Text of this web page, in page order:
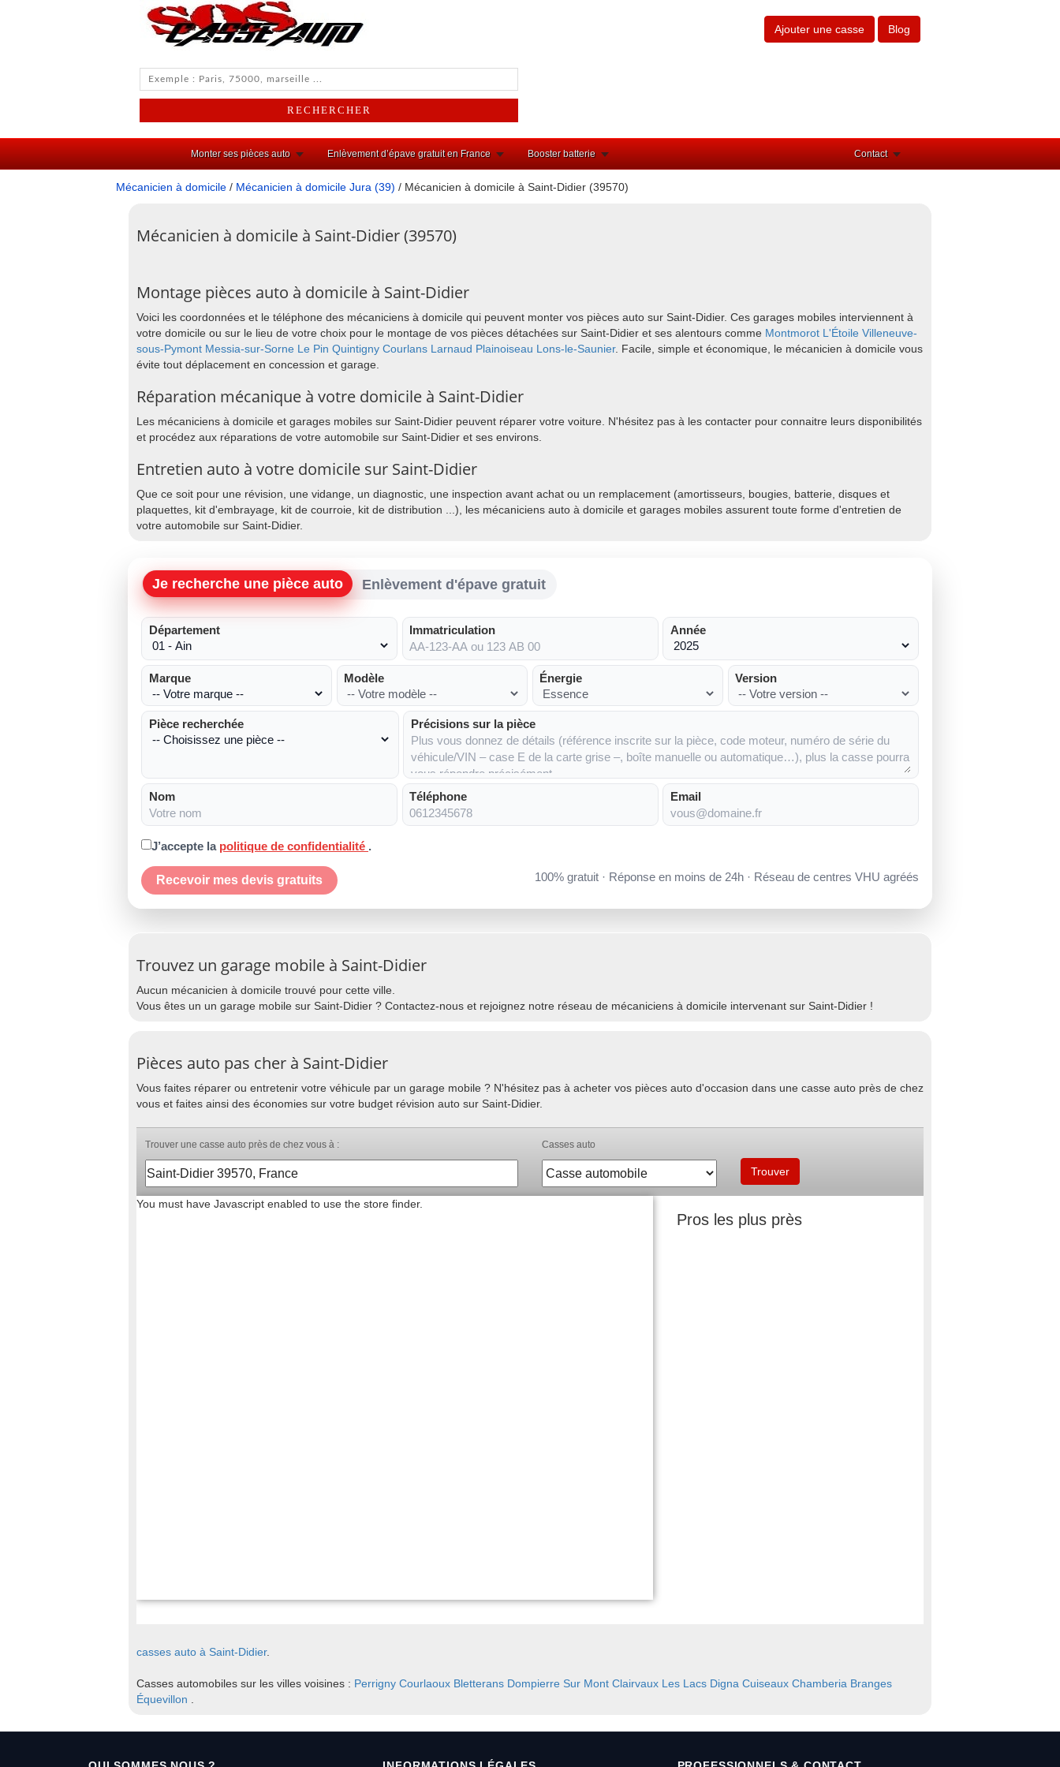
Ajouter une casse Blog
Monter ses pièces auto Enlèvement d’épave gratuit en France Booster batterie Contact
Mécanicien à domicile / Mécanicien à domicile Jura (39) / Mécanicien à domicile à Saint-Didier (39570)
Mécanicien à domicile à Saint-Didier (39570)
Montage pièces auto à domicile à Saint-Didier
Voici les coordonnées et le téléphone des mécaniciens à domicile qui peuvent monter vos pièces auto sur Saint-Didier. Ces garages mobiles interviennent à
votre domicile ou sur le lieu de votre choix pour le montage de vos pièces détachées sur Saint-Didier et ses alentours comme Montmorot L'Étoile Villeneuve-
sous-Pymont Messia-sur-Sorne Le Pin Quintigny Courlans Larnaud Plainoiseau Lons-le-Saunier. Facile, simple et économique, le mécanicien à domicile vous
évite tout déplacement en concession et garage.
Réparation mécanique à votre domicile à Saint-Didier
Les mécaniciens à domicile et garages mobiles sur Saint-Didier peuvent réparer votre voiture. N'hésitez pas à les contacter pour connaitre leurs disponibilités
et procédez aux réparations de votre automobile sur Saint-Didier et ses environs.
Entretien auto à votre domicile sur Saint-Didier
Que ce soit pour une révision, une vidange, un diagnostic, une inspection avant achat ou un remplacement (amortisseurs, bougies, batterie, disques et
plaquettes, kit d'embrayage, kit de courroie, kit de distribution ...), les mécaniciens auto à domicile et garages mobiles assurent toute forme d'entretien de
votre automobile sur Saint-Didier.
Je recherche une pièce auto Enlèvement d'épave gratuit
Département Immatriculation Année
Marque Modèle Énergie Version
Pièce recherchée Précisions sur la pièce
Nom Téléphone Email
J’accepte la politique de confidentialité .
Recevoir mes devis gratuits 100% gratuit · Réponse en moins de 24h · Réseau de centres VHU agréés
Trouvez un garage mobile à Saint-Didier
Aucun mécanicien à domicile trouvé pour cette ville.
Vous êtes un un garage mobile sur Saint-Didier ? Contactez-nous et rejoignez notre réseau de mécaniciens à domicile intervenant sur Saint-Didier !
Pièces auto pas cher à Saint-Didier
Vous faites réparer ou entretenir votre véhicule par un garage mobile ? N'hésitez pas à acheter vos pièces auto d'occasion dans une casse auto près de chez
vous et faites ainsi des économies sur votre budget révision auto sur Saint-Didier.
casses auto à Saint-Didier.
Casses automobiles sur les villes voisines : Perrigny Courlaoux Bletterans Dompierre Sur Mont Clairvaux Les Lacs Digna Cuiseaux Chamberia Branges
Équevillon